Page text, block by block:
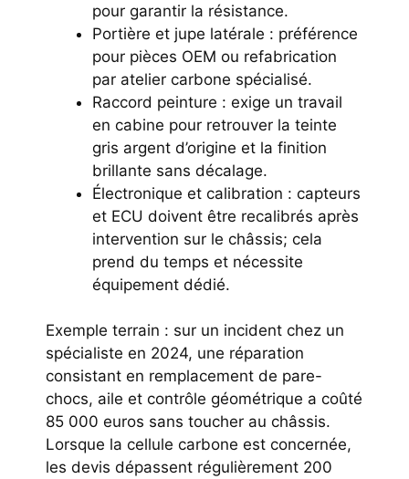
pour garantir la résistance.
Portière et jupe latérale : préférence
pour pièces OEM ou refabrication
par atelier carbone spécialisé.
Raccord peinture : exige un travail
en cabine pour retrouver la teinte
gris argent d’origine et la finition
brillante sans décalage.
Électronique et calibration : capteurs
et ECU doivent être recalibrés après
intervention sur le châssis; cela
prend du temps et nécessite
équipement dédié.
Exemple terrain : sur un incident chez un
spécialiste en 2024, une réparation
consistant en remplacement de pare-
chocs, aile et contrôle géométrique a coûté
85 000 euros sans toucher au châssis.
Lorsque la cellule carbone est concernée,
les devis dépassent régulièrement 200